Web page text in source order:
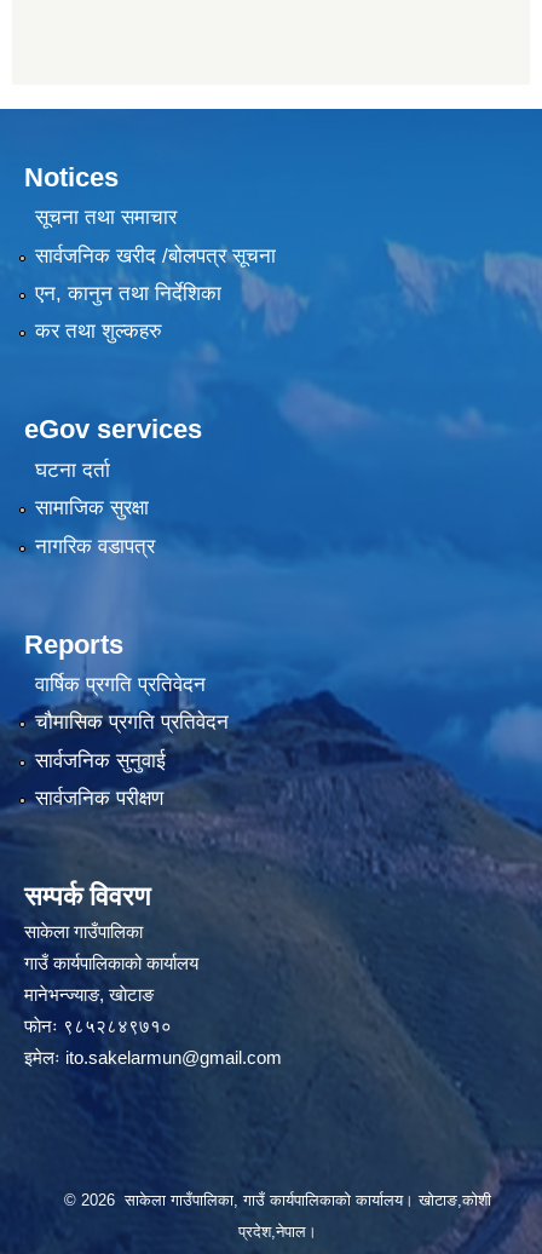
Notices
सूचना तथा समाचार
सार्वजनिक खरीद /बोलपत्र सूचना
एन, कानुन तथा निर्देशिका
कर तथा शुल्कहरु
eGov services
घटना दर्ता
सामाजिक सुरक्षा
नागरिक वडापत्र
Reports
वार्षिक प्रगति प्रतिवेदन
चौमासिक प्रगति प्रतिवेदन
सार्वजनिक सुनुवाई
सार्वजनिक परीक्षण
सम्पर्क विवरण
साकेला गाउँपालिका
गाउँ कार्यपालिकाको कार्यालय
मानेभन्ज्याङ, खाेटाङ
फाेनः ९८५२८४९७१०
इमेलः ito.sakelarmun@gmail.com
© 2026 साकेला गाउँपालिका, गाउँ कार्यपालिकाको कार्यालय। खोटाङ,कोशी
प्रदेश,नेपाल।